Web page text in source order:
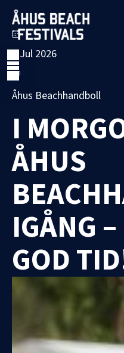
8 Jul 2026
Åhus Beachhandboll
I
ÅHUS
IGÅNG
GOD